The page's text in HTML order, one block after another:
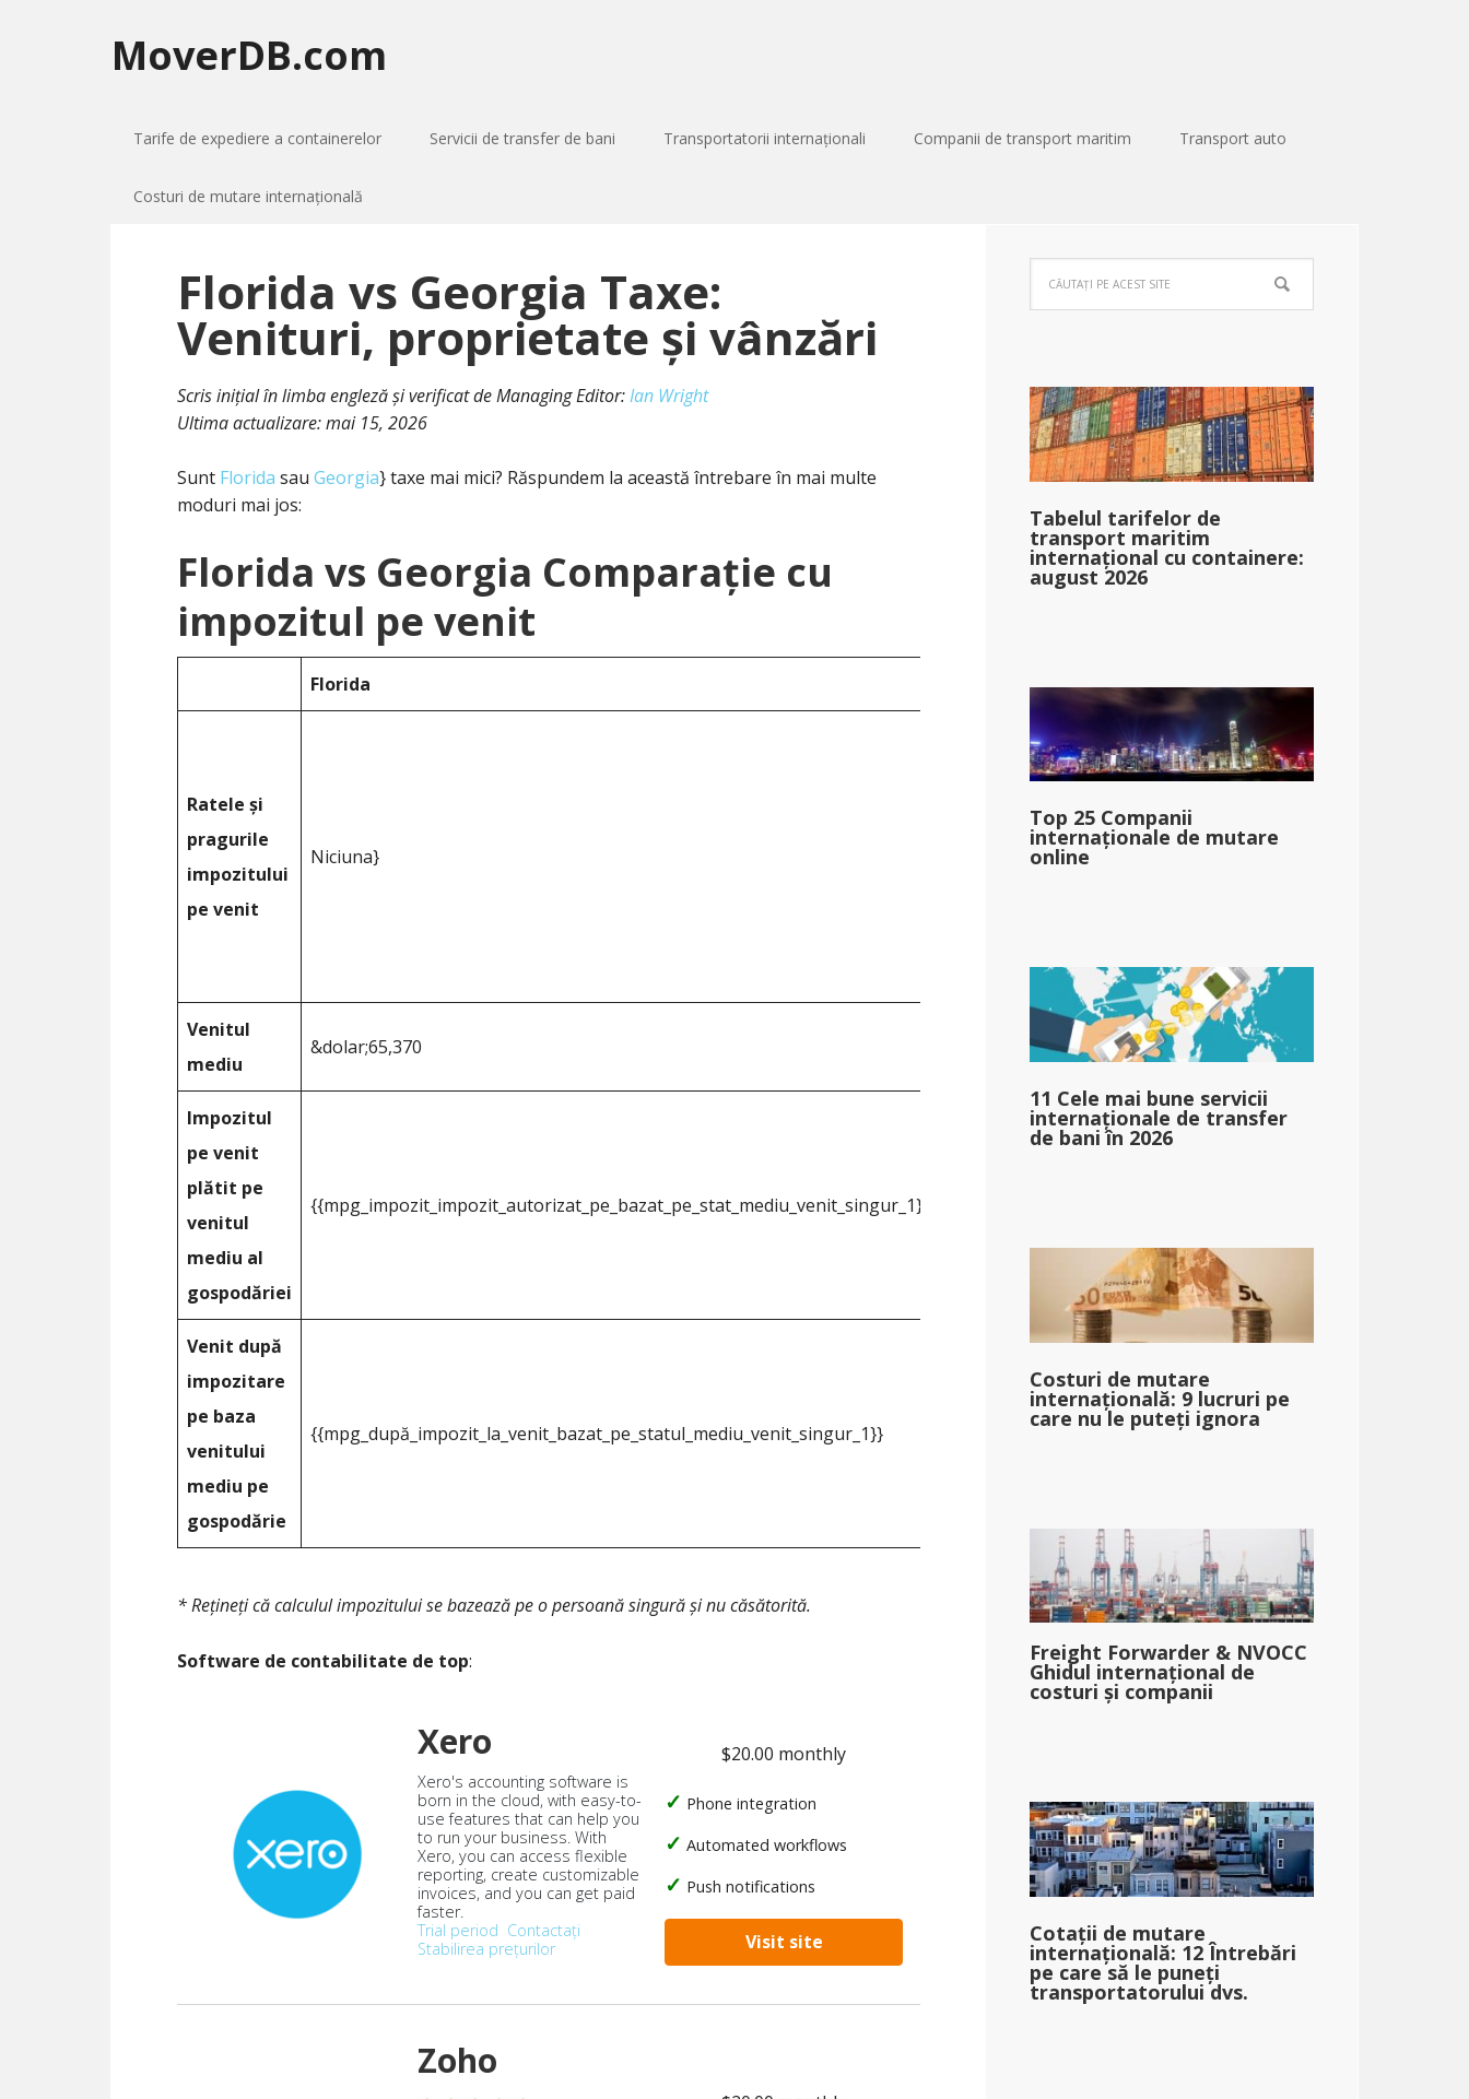
MoverDB.com
Tarife de expediere a containerelor Servicii de transfer de bani Transportatorii internaționali Companii de transport maritim Transport auto
Costuri de mutare internațională
Florida vs Georgia Taxe:
Venituri, proprietate și vânzări
Scris inițial în limba engleză și verificat de Managing Editor:Ian Wright
Ultima actualizare:mai 15, 2026
Sunt Florida sau Georgia} taxe mai mici? Răspundem la această întrebare în mai multe
moduri mai jos:
Florida vs Georgia Comparație cu
impozitul pe venit
Florida
Ratele și
pragurile
impozitului
pe venit
Niciuna}
1.00%: &dollar;0-&dollar;750
2.00%: &dollar;751-&dollar;2,250
3.00%: &dollar;2,251-&dollar;3,750
4.00%: &dollar;3,751-&dollar;5,250
Venitul
mediu
&dolar;65,370 Dolar;67,730
Impozitul
pe venit
plătit pe
venitul
mediu al
gospodăriei
{{mpg_impozit_impozit_autorizat_pe_bazat_pe_stat_mediu_venit_singur_1}}
Venit după
impozitare
pe baza
venitului
mediu pe
gospodărie
{{mpg_după_impozit_la_venit_bazat_pe_statul_mediu_venit_singur_1}} {{mpg_după_impozit_la_venit_bazat_pe_venit_mediu_singur_2}}
* Rețineți că calculul impozitului se bazează pe o persoană singură și nu căsătorită.
Software de contabilitate de top:
Xero
Xero's accounting software is
born in the cloud, with easy-to-
use features that can help you
to run your business. With
Xero, you can access flexible
reporting, create customizable
invoices, and you can get paid
faster.
Trial period Contactați
Stabilirea prețurilor
$20.00 monthly
Phone integration
Automated workflows
Push notifications
Visit site
Zoho
Tabelul tarifelor de
transport maritim
internațional cu containere:
august 2026
Top 25 Companii
internaționale de mutare
online
11 Cele mai bune servicii
internaționale de transfer
de bani în 2026
Costuri de mutare
internațională: 9 lucruri pe
care nu le puteți ignora
Freight Forwarder & NVOCC
Ghidul internațional de
costuri și companii
Cotații de mutare
internațională: 12 Întrebări
pe care să le puneți
transportatorului dvs.